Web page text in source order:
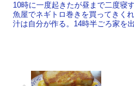
10時に一度起きたが昼まで二度寝
魚屋でネギトロ巻きを買ってきく
汁は自分が作る。14時半ごろ家を